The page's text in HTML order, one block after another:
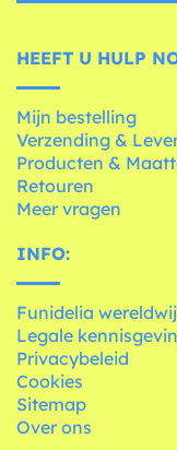
HEEFT U HULP
Mijn bestelling
Verzending &
Producten &
Retouren
Meer vragen
INFO:
Funidelia
Legale
Privacybeleid
Cookies
Sitemap
Over ons